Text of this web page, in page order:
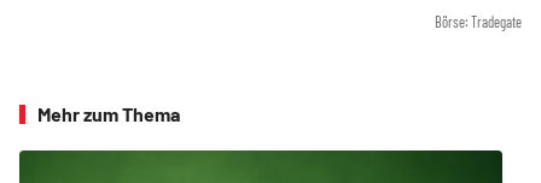
Börse: Tradegate
Mehr zum Thema